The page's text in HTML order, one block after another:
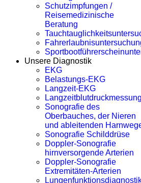
Schutzimpfungen /
Reisemedizinische
Beratung
Unsere Diagnostik
EKG
Belastungs-EKG
Langzeit-EKG
Langzeitblutdruckmessung
Sonografie des
Oberbauches, der Nieren
und ableitenden
Sonografie Schilddrüse
Doppler-Sonografie
hirnversorgende Arterien
Doppler-Sonografie
Extremitäten-Arterien